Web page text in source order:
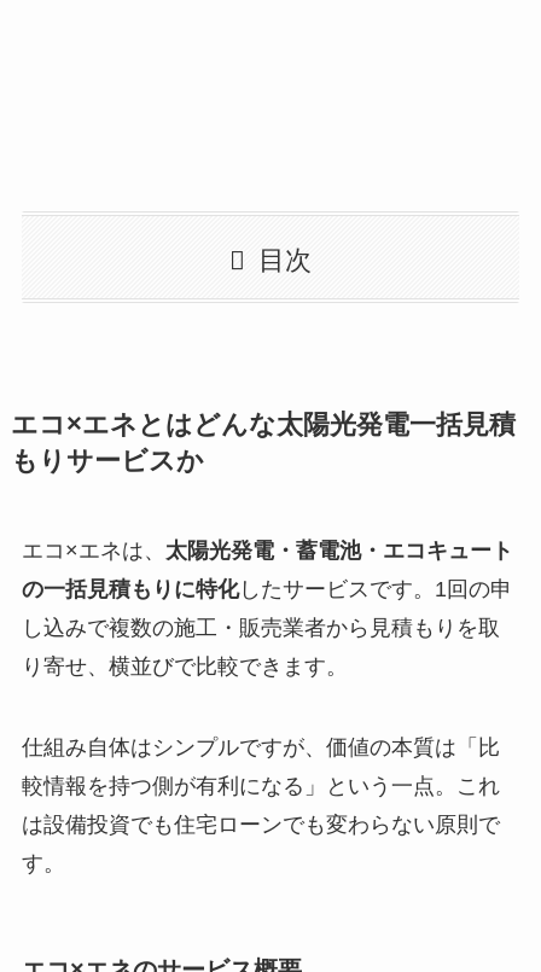
目次
エコ×エネとはどんな太陽光発電一括見積
もりサービスか
エコ×エネは、 太陽光発電・蓄電池・エコキュート
の一括見積もりに特化したサービスです。1回の申
し込みで複数の施工・販売業者から見積もりを取
り寄せ、横並びで比較できます。
仕組み自体はシンプルですが、価値の本質は「比
較情報を持つ側が有利になる」という一点。これ
は設備投資でも住宅ローンでも変わらない原則で
す。